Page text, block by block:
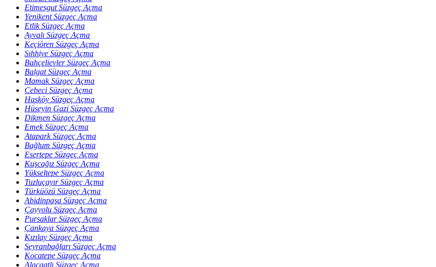
Etimesgut Süzgeç Açma
Yenikent Süzgeç Açma
Etlik Süzgeç Açma
Ayvalı Süzgeç Açma
Keçiören Süzgeç Açma
Sıhhiye Süzgeç Açma
Bahçelievler Süzgeç Açma
Balgat Süzgeç Açma
Mamak Süzgeç Açma
Cebeci Süzgeç Açma
Hasköy Süzgeç Açma
Hüseyin Gazi Süzgeç Açma
Dikmen Süzgeç Açma
Emek Süzgeç Açma
Atapark Süzgeç Açma
Bağlum Süzgeç Açma
Esertepe Süzgeç Açma
Kuşcağız Süzgeç Açma
Yükseltepe Süzgeç Açma
Tuzluçayır Süzgeç Açma
Türküözü Süzgeç Açma
Abidinpaşa Süzgeç Açma
Çayyolu Süzgeç Açma
Pursaklar Süzgeç Açma
Çankaya Süzgeç Açma
Kızılay Süzgeç Açma
Seyranbağları Süzgeç Açma
Kocatepe Süzgeç Açma
Alacaatlı Süzgeç Açma